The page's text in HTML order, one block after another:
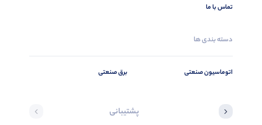
تماس با ما
دسته بندی ها
اتوماسیون صنعتی برق صنعتی
پشتیبانی